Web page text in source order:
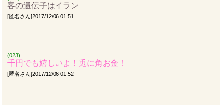
客の遺伝子はイラン
[匿名さん]2017/12/06 01:51
(023)
千円でも嬉しいよ！兎に角お金！
[匿名さん]2017/12/06 01:52